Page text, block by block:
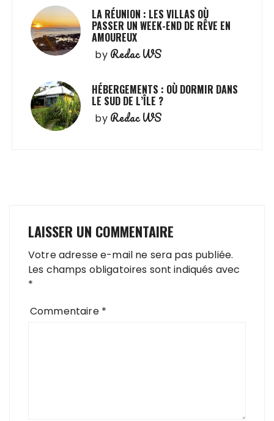
LA RÉUNION : LES VILLAS OÙ
PASSER UN WEEK-END DE RÊVE EN
AMOUREUX
by Redac WS
HÉBERGEMENTS : OÙ DORMIR DANS
LE SUD DE L’ÎLE ?
by Redac WS
LAISSER UN COMMENTAIRE
Votre adresse e-mail ne sera pas publiée.
Les champs obligatoires sont indiqués avec
*
Commentaire *